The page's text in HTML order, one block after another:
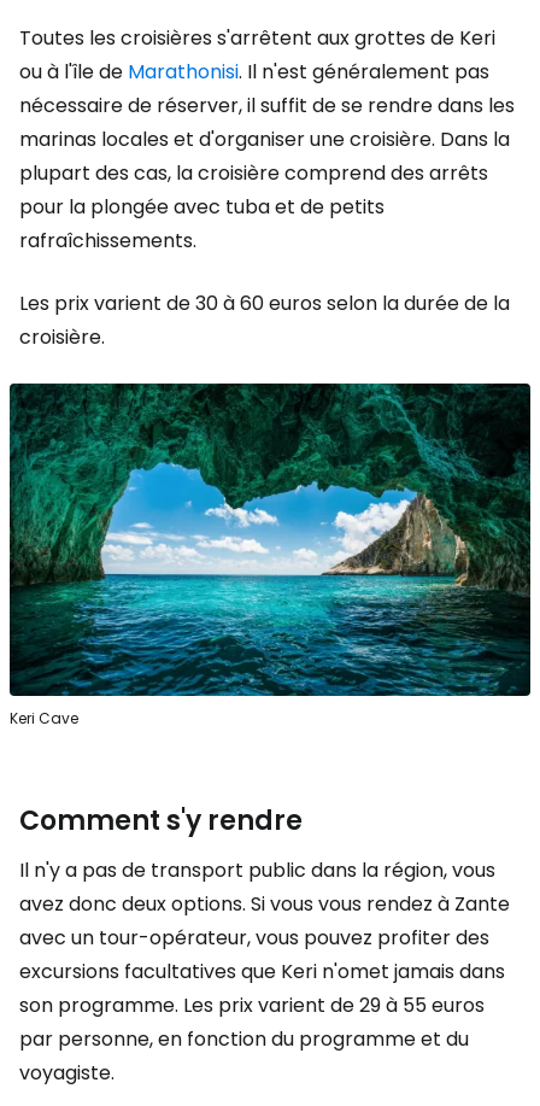
Toutes les croisières s'arrêtent aux grottes de Keri
ou à l'île de Marathonisi. Il n'est généralement pas
nécessaire de réserver, il suffit de se rendre dans les
marinas locales et d'organiser une croisière. Dans la
plupart des cas, la croisière comprend des arrêts
pour la plongée avec tuba et de petits
rafraîchissements.
Les prix varient de 30 à 60 euros selon la durée de la
croisière.
Keri Cave
Comment s'y rendre
Il n'y a pas de transport public dans la région, vous
avez donc deux options. Si vous vous rendez à Zante
avec un tour-opérateur, vous pouvez profiter des
excursions facultatives que Keri n'omet jamais dans
son programme. Les prix varient de 29 à 55 euros
par personne, en fonction du programme et du
voyagiste.